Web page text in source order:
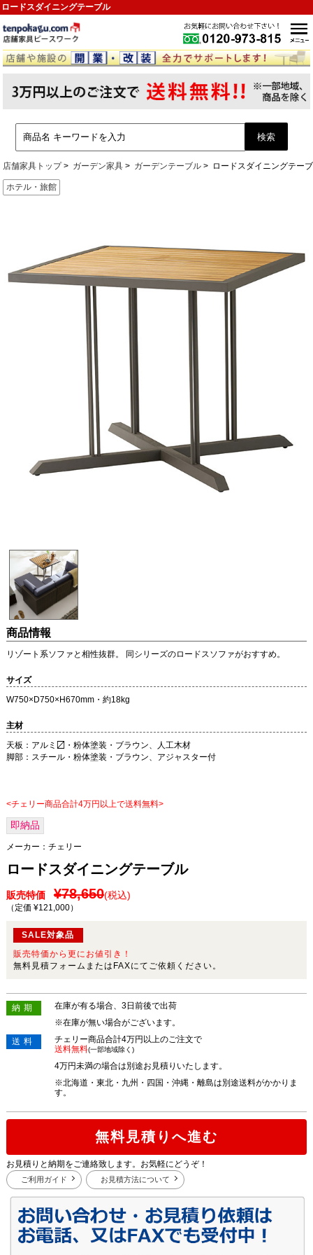
ロードスダイニングテーブル
店舗家具トップ ガーデン家具 ガーデンテーブル ロードスダイニングテー
ホテル・旅館
商品情報
リゾート系ソファと相性抜群。 同シリーズのロードスソファがおすすめ。
サイズ
W750×D750×H670mm・約18kg
主材
天板：アルミ〼・粉体塗装・ブラウン、人工木材
脚部：スチール・粉体塗装・ブラウン、アジャスター付
<チェリー商品合計4万円以上で送料無料>
即納品
メーカー： チェリー
ロードスダイニングテーブル
販売特価 ¥78,650(税込)
（定価 ¥121,000）
SALE対象品
販売特価から更にお値引き！
無料見積フォームまたはFAXにてご依頼ください。
納期
在庫が有る場合、3日前後で出荷
※在庫が無い場合がございます。
送料
チェリー商品合計4万円以上のご注文で
送料無料(一部地域除く)
4万円未満の場合は別途お見積りいたします。
※北海道・東北・九州・四国・沖縄・離島は別途送料がかかりま
す。
無料見積りへ進む
お見積りと納期をご連絡致します。お気軽にどうぞ！
ご利用ガイド お見積方法について